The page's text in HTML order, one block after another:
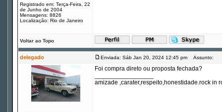
Registrado em: Terça-Feira, 22
de Junho de 2004
Mensagens: 8826
Localização: Rio de Janeiro
Voltar ao Topo
delegado Enviada: Sáb Jan 20, 2024 12:45 pm Assunto:
Foi compra direto ou proposta fechada?
amizade ,carater,respeito,honestidade.rock in